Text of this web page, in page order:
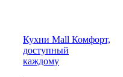
Кухни Mall Комфорт,
доступный
каждому